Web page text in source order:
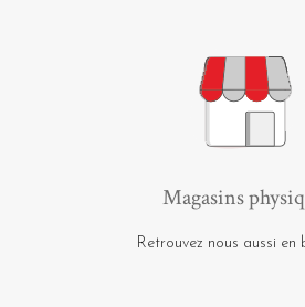
Magasins
Retrouvez nous aussi en